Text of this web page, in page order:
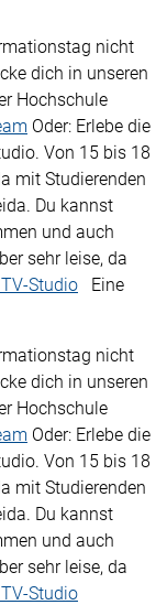
nicht
dich in unseren
Hochschule
Oder: Erlebe die
Von 15 bis 18
mit Studierenden
Du kannst
und auch
sehr leise, da
Studio Eine
nicht
dich in unseren
Hochschule
Oder: Erlebe die
Von 15 bis 18
mit Studierenden
Du kannst
und auch
sehr leise, da
Studio